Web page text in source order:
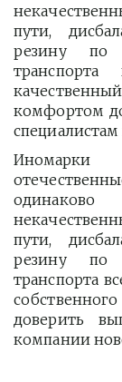
пути,
резину по
комфортом
Иномарки
пути,
резину по
транспорта
доверить
компании